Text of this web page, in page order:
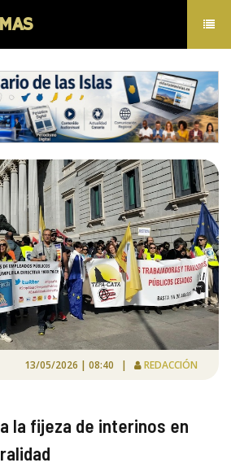
13/05/2026 | 08:40 | REDACCIÓN
la fijeza de interinos en